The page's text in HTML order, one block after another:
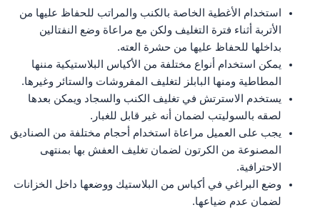
استخدام الأغطية الخاصة بالكنب والمراتب للحفاظ عليها من
الأتربة أثناء فترة التغليف ولكن مع مراعاة وضع النفتالين
بداخلها للحفاظ عليها من حشرة العته.
يمكن استخدام أنواع مختلفة من الأكياس البلاستيكية مننها
المطاطية ومنها البابلز لتغليف المفروشات والستائر وغيرها.
يستخدم الاسترتش في تغليف الكنب والسجاد ويمكن بعدها
لصقه بالسوليتب لضمان أنه غير قابل للغبار.
يجب على العميل مراعاة استخدام أحجام مختلفة من الصناديق
المصنوعة من الكرتون لضمان تغليف العفش بها بمنتهى
الاحترافية.
وضع البراغي في أكياس من البلاستيك ووضعها داخل الخزانات
لضمان عدم ضياعها.